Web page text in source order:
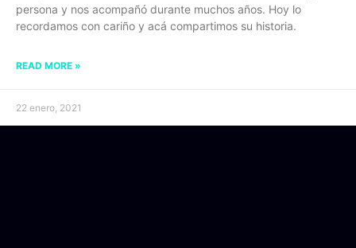
persona y nos acompañó durante muchos años. Hoy lo
recordamos con cariño y acá compartimos su historia.
READ MORE »
22 enero, 2021